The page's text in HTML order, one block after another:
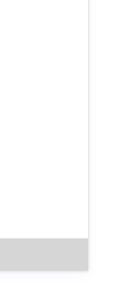
just nu,